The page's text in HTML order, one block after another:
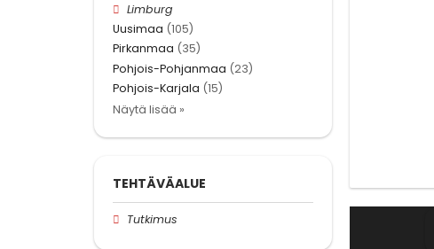
Limburg
Uusimaa (105)
Pirkanmaa (35)
Pohjois-Pohjanmaa (23)
Pohjois-Karjala (15)
Näytä lisää »
TEHTÄVÄALUE
Tutkimus